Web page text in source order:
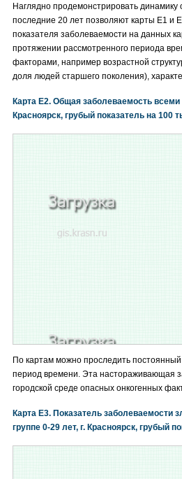
Наглядно продемонстрировать
последние 20 лет позволяют карты E1 и
показателя заболеваемости на данных
протяжении рассмотренного периода
факторами, например возрастной
доля людей старшего поколения),
Карта E2. Общая заболеваемость
Красноярск, грубый показатель на 100
По картам можно проследить
период времени. Эта настораживающая
городской среде опасных онкогенных
Карта E3. Показатель заболеваемости
группе 0-29 лет, г. Красноярск, грубый